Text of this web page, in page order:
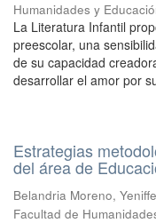
Humanidades y
La Literatura Infantil
preescolar, una
de su capacidad
desarrollar el amor por
Estrategias
del área de
Belandria Moreno,
Facultad de